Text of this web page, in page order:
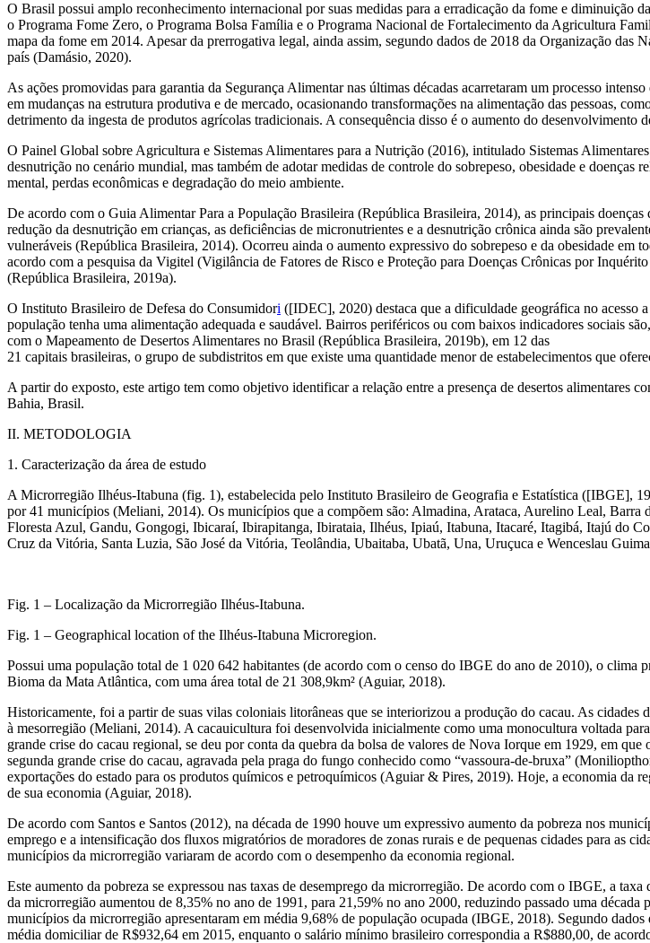
O Brasil possui amplo reconhecimento internacional por suas medidas para a erradicação da fome e diminuição
o Programa Fome Zero, o Programa Bolsa Família e o Programa Nacional de Fortalecimento da Agricultura
mapa da fome em 2014. Apesar da prerrogativa legal, ainda assim, segundo dados de 2018 da Organização
país (Damásio, 2020).
As ações promovidas para garantia da Segurança Alimentar nas últimas décadas acarretaram um processo
em mudanças na estrutura produtiva e de mercado, ocasionando transformações na alimentação das pessoas,
detrimento da ingesta de produtos agrícolas tradicionais. A consequência disso é o aumento do desenvolvimento
O Painel Global sobre Agricultura e Sistemas Alimentares para a Nutrição (2016), intitulado Sistemas
desnutrição no cenário mundial, mas também de adotar medidas de controle do sobrepeso, obesidade e
mental, perdas econômicas e degradação do meio ambiente.
De acordo com o Guia Alimentar Para a População Brasileira (República Brasileira, 2014), as principais doenças
redução da desnutrição em crianças, as deficiências de micronutrientes e a desnutrição crônica ainda são
vulneráveis (República Brasileira, 2014). Ocorreu ainda o aumento expressivo do sobrepeso e da obesidade em
acordo com a pesquisa da Vigitel (Vigilância de Fatores de Risco e Proteção para Doenças Crônicas por
(República Brasileira, 2019a).
O Instituto Brasileiro de Defesa do Consumidori ([IDEC], 2020) destaca que a dificuldade geográfica no acesso
população tenha uma alimentação adequada e saudável. Bairros periféricos ou com baixos indicadores sociais
com o Mapeamento de Desertos Alimentares no Brasil (República Brasileira, 2019b), em 12 das
21 capitais brasileiras, o grupo de subdistritos em que existe uma quantidade menor de estabelecimentos que
A partir do exposto, este artigo tem como objetivo identificar a relação entre a presença de desertos
Bahia, Brasil.
II. METODOLOGIA
1. Caracterização da área de estudo
A Microrregião Ilhéus-Itabuna (fig. 1), estabelecida pelo Instituto Brasileiro de Geografia e Estatística ([IBGE],
por 41 municípios (Meliani, 2014). Os municípios que a compõem são: Almadina, Arataca, Aurelino Leal,
Floresta Azul, Gandu, Gongogi, Ibicaraí, Ibirapitanga, Ibirataia, Ilhéus, Ipiaú, Itabuna, Itacaré, Itagibá, Itajú do
Cruz da Vitória, Santa Luzia, São José da Vitória, Teolândia, Ubaitaba, Ubatã, Una, Uruçuca e Wenceslau
Fig. 1 – Localização da Microrregião Ilhéus-Itabuna.
Fig. 1 – Geographical location of the Ilhéus-Itabuna Microregion.
Possui uma população total de 1 020 642 habitantes (de acordo com o censo do IBGE do ano de 2010), o clima
Bioma da Mata Atlântica, com uma área total de 21 308,9km² (Aguiar, 2018).
Historicamente, foi a partir de suas vilas coloniais litorâneas que se interiorizou a produção do cacau. As
à mesorregião (Meliani, 2014). A cacauicultura foi desenvolvida inicialmente como uma monocultura voltada
grande crise do cacau regional, se deu por conta da quebra da bolsa de valores de Nova Iorque em 1929, em
segunda grande crise do cacau, agravada pela praga do fungo conhecido como “vassoura-de-bruxa” (
exportações do estado para os produtos químicos e petroquímicos (Aguiar & Pires, 2019). Hoje, a economia da
de sua economia (Aguiar, 2018).
De acordo com Santos e Santos (2012), na década de 1990 houve um expressivo aumento da pobreza nos
emprego e a intensificação dos fluxos migratórios de moradores de zonas rurais e de pequenas cidades para as
municípios da microrregião variaram de acordo com o desempenho da economia regional.
Este aumento da pobreza se expressou nas taxas de desemprego da microrregião. De acordo com o IBGE, a
da microrregião aumentou de 8,35% no ano de 1991, para 21,59% no ano 2000, reduzindo passado uma década
municípios da microrregião apresentaram em média 9,68% de população ocupada (IBGE, 2018). Segundo
média domiciliar de R$932,64 em 2015, enquanto o salário mínimo brasileiro correspondia a R$880,00, de